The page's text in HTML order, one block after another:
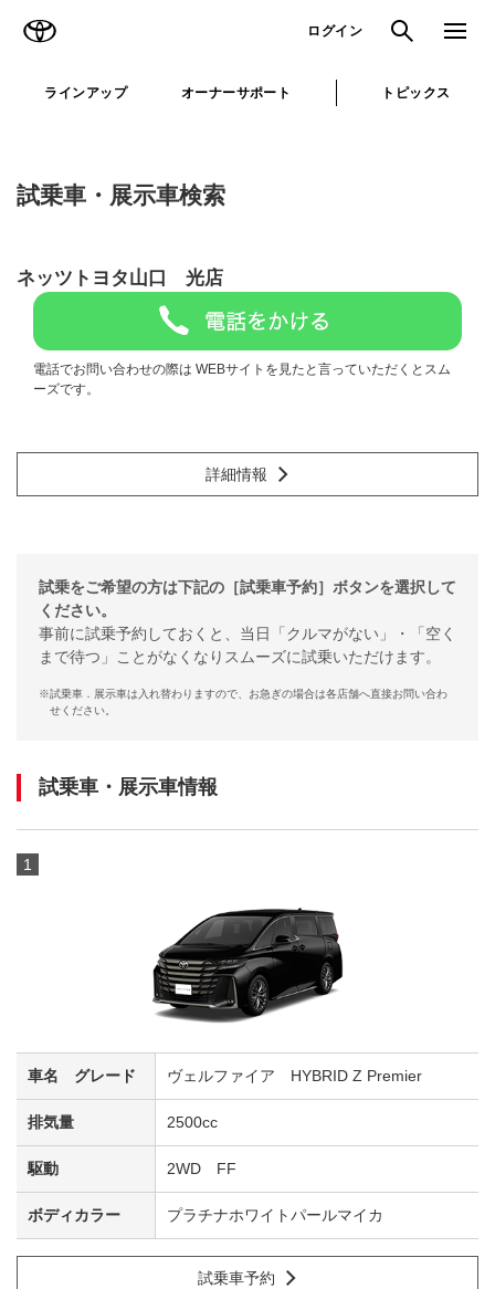
ログイン 検索 メニュ
ラインアップ オーナーサポート トピックス
試乗車・展示車検索
ネッツトヨタ山口 光店
電話でお問い合わせの際は WEBサイトを見たと言っていただくとスム
ーズです。
詳細情報
試乗をご希望の方は下記の［試乗車予約］ボタンを選択して
ください。
事前に試乗予約しておくと、当日「クルマがない」・「空く
まで待つ」ことがなくなりスムーズに試乗いただけます。
※試乗車．展示車は入れ替わりますので、お急ぎの場合は各店舗へ直接お問い合わ
せください。
試乗車・展示車情報
1
ヴェルファイア HYBRID Z Premier
2500cc
2WD FF
プラチナホワイトパールマイカ
試乗車予約